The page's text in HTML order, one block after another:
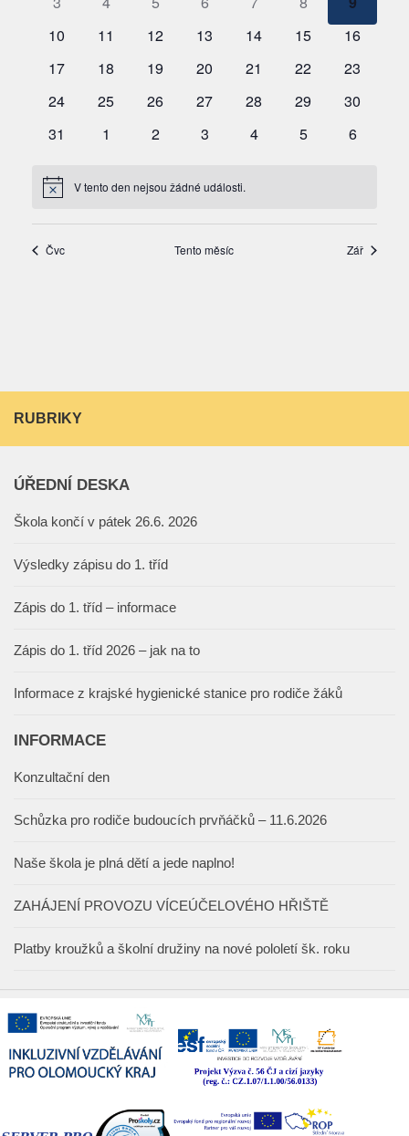
RUBRIKY
ÚŘEDNÍ DESKA
Škola končí v pátek 26.6. 2026
Výsledky zápisu do 1. tříd
Zápis do 1. tříd – informace
Zápis do 1. tříd 2026 – jak na to
Informace z krajské hygienické stanice pro rodiče žáků
INFORMACE
Konzultační den
Schůzka pro rodiče budoucích prvňáčků – 11.6.2026
Naše škola je plná dětí a jede naplno!
ZAHÁJENÍ PROVOZU VÍCEÚČELOVÉHO HŘIŠTĚ
Platby kroužků a školní družiny na nové pololetí šk. roku